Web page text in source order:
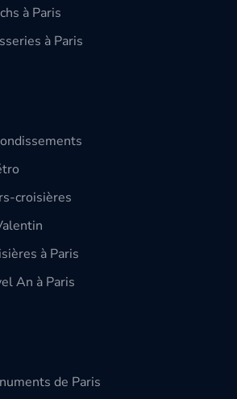
à Paris
à Paris
croisières
à Paris
An à Paris
de Paris